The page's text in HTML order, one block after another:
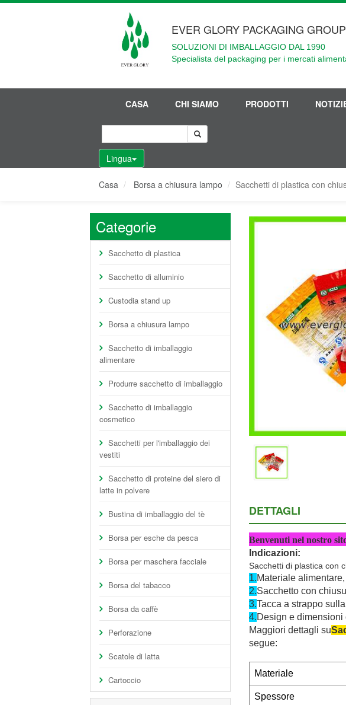
EVER GLORY PACKAGING
SOLUZIONI DI IMBALLAGGIO DAL 1990
Specialista del packaging per i mercati
CASA CHI SIAMO PRODOTTI
Lingua
Casa Borsa a chiusura lampo Sacchetti di plastica con
Categorie
Sacchetto di plastica
Sacchetto di alluminio
Custodia stand up
Borsa a chiusura lampo
Sacchetto di imballaggio
alimentare
Produrre sacchetto di imballaggio
Sacchetto di imballaggio
cosmetico
Sacchetti per l'imballaggio dei
vestiti
Sacchetto di proteine del siero di
latte in polvere
Bustina di imballaggio del tè
Borsa per esche da pesca
Borsa per maschera facciale
Borsa del tabacco
Borsa da caffè
Perforazione
Scatole di latta
Cartoccio
DETTAGLI
Benvenuti nel nostro
Indicazioni:
Sacchetti di plastica con
1.Materiale
2.Sacchetto con
3.Tacca a strappo
4.Design e
Maggiori dettagli su
segue:
Materiale
Spessore